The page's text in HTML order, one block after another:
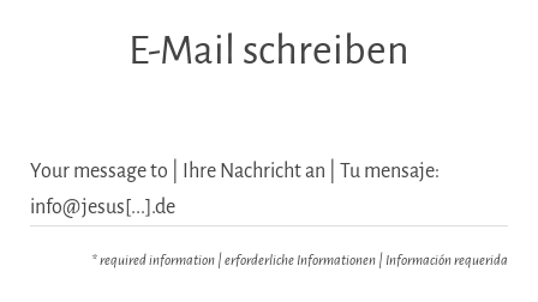
E-Mail schreiben
Your message to | Ihre Nachricht an | Tu mensaje:
info@jesus[...].de
* required information | erforderliche Informationen | Información requerida